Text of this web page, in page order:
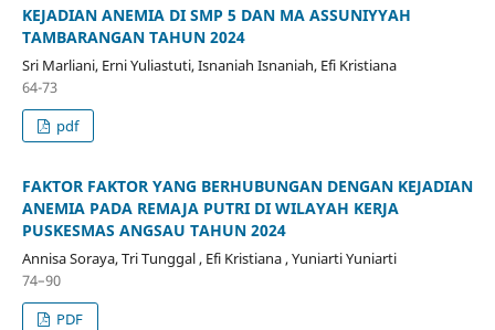
KEJADIAN ANEMIA DI SMP 5 DAN MA ASSUNIYYAH
TAMBARANGAN TAHUN 2024
Sri Marliani, Erni Yuliastuti, Isnaniah Isnaniah, Efi Kristiana
64-73
pdf
FAKTOR FAKTOR YANG BERHUBUNGAN DENGAN KEJADIAN
ANEMIA PADA REMAJA PUTRI DI WILAYAH KERJA
PUSKESMAS ANGSAU TAHUN 2024
Annisa Soraya, Tri Tunggal , Efi Kristiana , Yuniarti Yuniarti
74–90
PDF